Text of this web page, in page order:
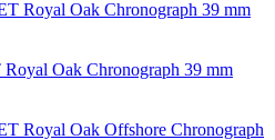
Oak Chronograph 39 mm